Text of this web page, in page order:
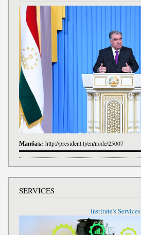
Манбаъ: http://president.tj/en/node/25007
SERVICES
Institute's Services